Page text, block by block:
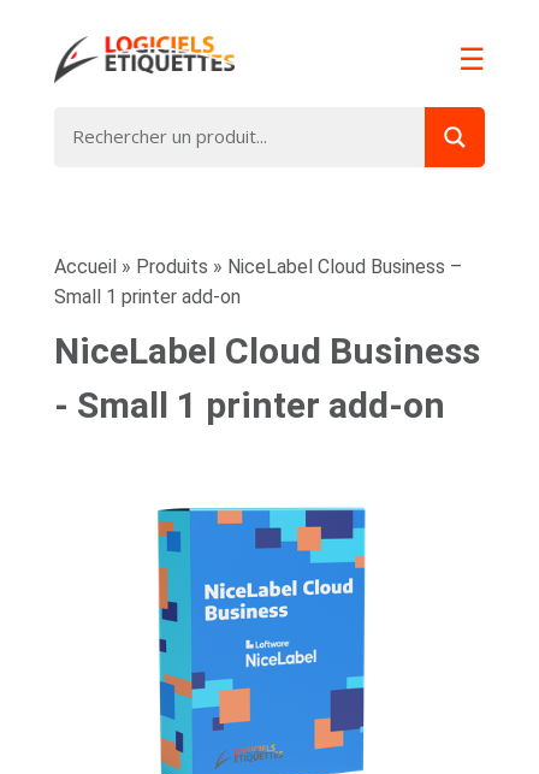
☰
Accueil » Produits » NiceLabel Cloud Business –
Small 1 printer add-on
NiceLabel Cloud Business
- Small 1 printer add-on